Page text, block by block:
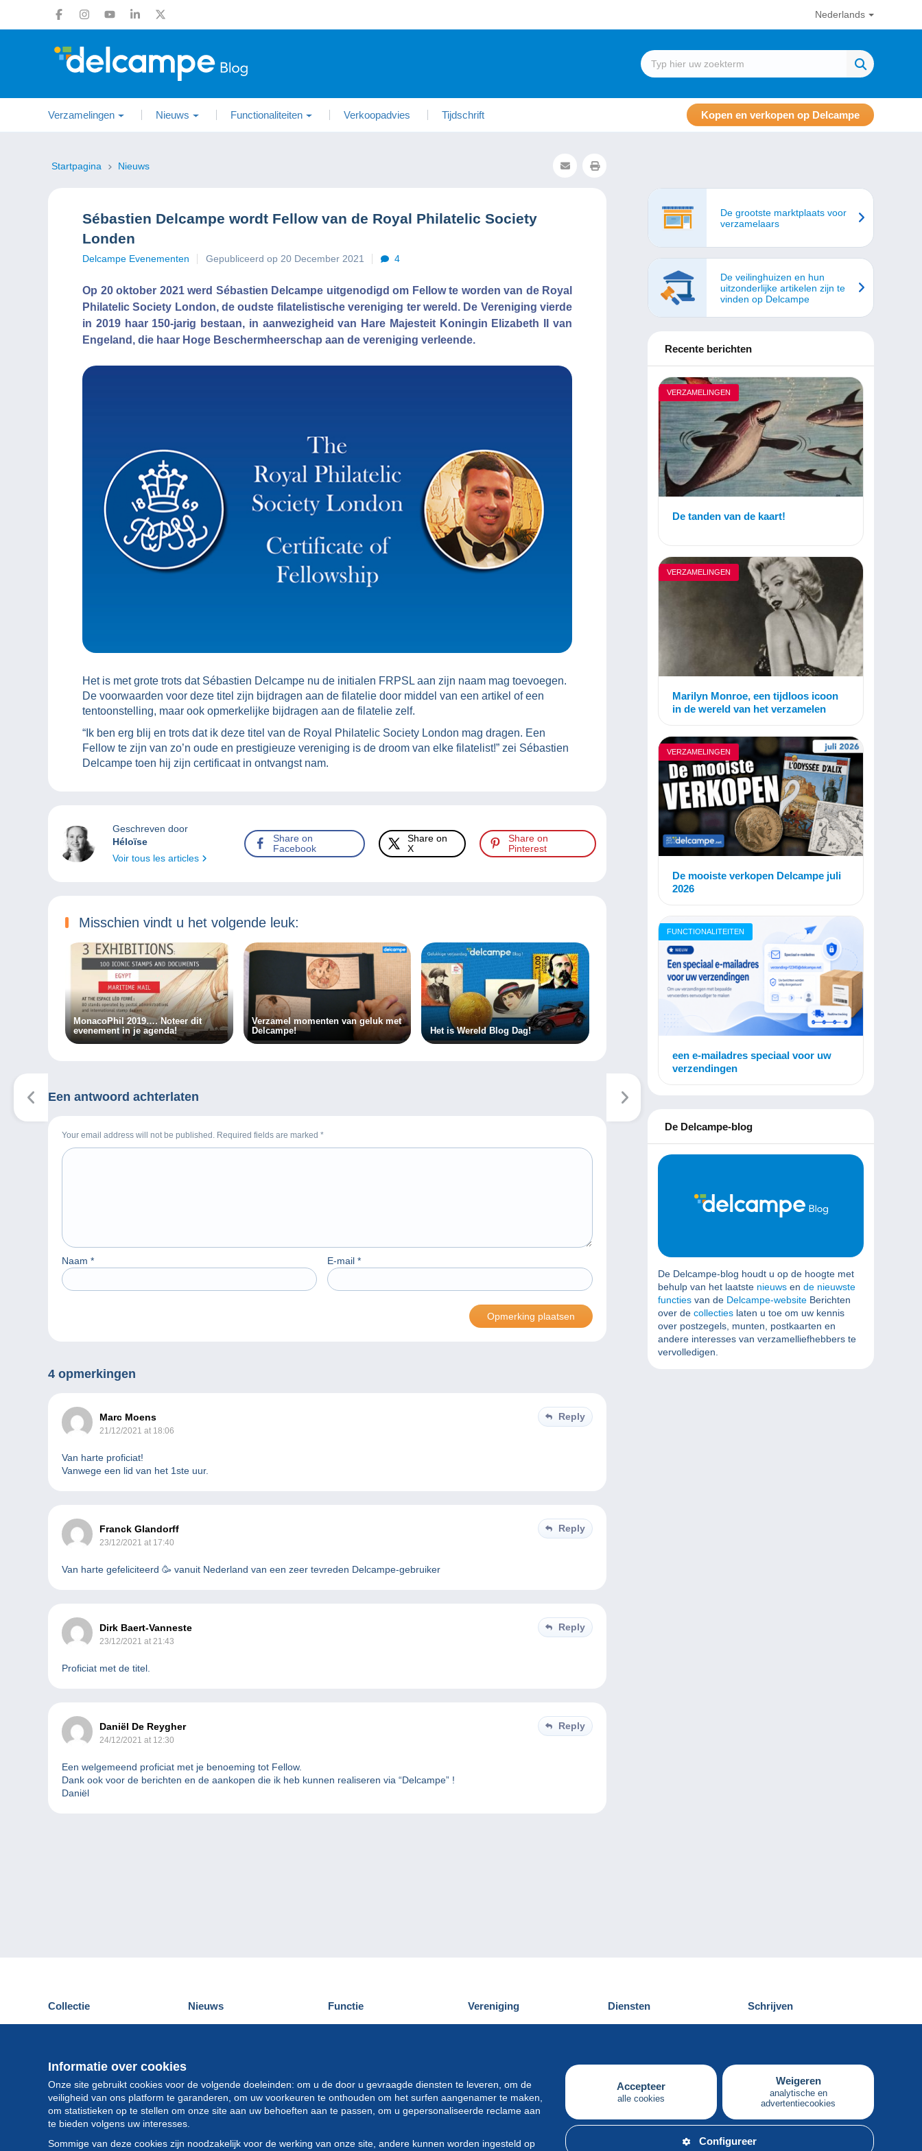
Nederlands
Verzamelingen Nieuws Functionaliteiten Verkoopadvies Tijdschrift Kopen en verkopen op Delcampe
Startpagina Nieuws
Sébastien Delcampe wordt Fellow van de Royal Philatelic Society
Londen
Delcampe Evenementen Gepubliceerd op 20 December 2021 4
Op 20 oktober 2021 werd Sébastien Delcampe uitgenodigd om Fellow te worden van de Royal
Philatelic Society London, de oudste filatelistische vereniging ter wereld. De Vereniging vierde
in 2019 haar 150-jarig bestaan, in aanwezigheid van Hare Majesteit Koningin Elizabeth II van
Engeland, die haar Hoge Beschermheerschap aan de vereniging verleende.
Het is met grote trots dat Sébastien Delcampe nu de initialen FRPSL aan zijn naam mag toevoegen.
De voorwaarden voor deze titel zijn bijdragen aan de filatelie door middel van een artikel of een
tentoonstelling, maar ook opmerkelijke bijdragen aan de filatelie zelf.
“Ik ben erg blij en trots dat ik deze titel van de Royal Philatelic Society London mag dragen. Een
Fellow te zijn van zo’n oude en prestigieuze vereniging is de droom van elke filatelist!” zei Sébastien
Delcampe toen hij zijn certificaat in ontvangst nam.
Geschreven door
Héloïse
Voir tous les articles
Share on
Facebook
Share on
X
Share on
Pinterest
Misschien vindt u het volgende leuk:
MonacoPhil 2019…. Noteer dit
evenement in je agenda!
Verzamel momenten van geluk met
Delcampe!
Het is Wereld Blog Dag!
Een antwoord achterlaten
Your email address will not be published. Required fields are marked *
Naam * E-mail *
4 opmerkingen
Marc Moens
21/12/2021 at 18:06
Reply
Van harte proficiat!
Vanwege een lid van het 1ste uur.
Franck Glandorff
23/12/2021 at 17:40
Reply
Van harte gefeliciteerd 🥳 vanuit Nederland van een zeer tevreden Delcampe-gebruiker
Dirk Baert-Vanneste
23/12/2021 at 21:43
Reply
Proficiat met de titel.
Daniël De Reygher
24/12/2021 at 12:30
Reply
Een welgemeend proficiat met je benoeming tot Fellow.
Dank ook voor de berichten en de aankopen die ik heb kunnen realiseren via “Delcampe” !
Daniël
De grootste marktplaats voor
verzamelaars
De veilinghuizen en hun
uitzonderlijke artikelen zijn te
vinden op Delcampe
Recente berichten
VERZAMELINGEN
De tanden van de kaart!
VERZAMELINGEN
Marilyn Monroe, een tijdloos icoon
in de wereld van het verzamelen
VERZAMELINGEN
De mooiste verkopen Delcampe juli
2026
FUNCTIONALITEITEN
een e-mailadres speciaal voor uw
verzendingen
De Delcampe-blog
De Delcampe-blog houdt u op de hoogte met
behulp van het laatste nieuws en de nieuwste
functies van de Delcampe-website Berichten
over de collecties laten u toe om uw kennis
over postzegels, munten, postkaarten en
andere interesses van verzamelliefhebbers te
vervolledigen.
Informatie over cookies
Onze site gebruikt cookies voor de volgende doeleinden: om u de door u gevraagde diensten te leveren, om de
veiligheid van ons platform te garanderen, om uw voorkeuren te onthouden om het surfen aangenamer te maken,
om statistieken op te stellen om onze site aan uw behoeften aan te passen, om u gepersonaliseerde reclame aan
te bieden volgens uw interesses.
Sommige van deze cookies zijn noodzakelijk voor de werking van onze site, andere kunnen worden ingesteld op
Accepteer
alle cookies
Weigeren
analytische en
advertentiecookies
Configureer
Collectie
Postkaarten
Munten en Bankbiljetten
Nieuws
Delcampe Evenementen
Functie
Nieuwigheden
Vereniging
Wie zijn wij
Diensten
Delcampe ontdekken
Schrijven
Nederlands